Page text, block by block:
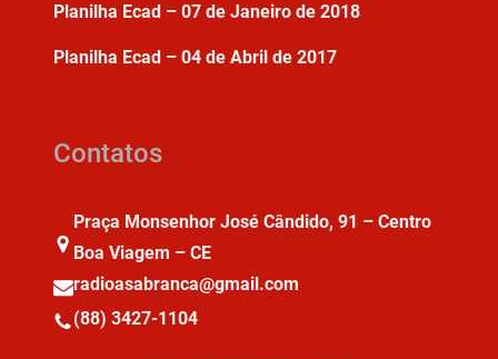
Planilha Ecad – 07 de Janeiro de 2018
Planilha Ecad – 04 de Abril de 2017
Contatos
Praça Monsenhor José Cândido, 91 – Centro
Boa Viagem – CE
radioasabranca@gmail.com
(88) 3427-1104